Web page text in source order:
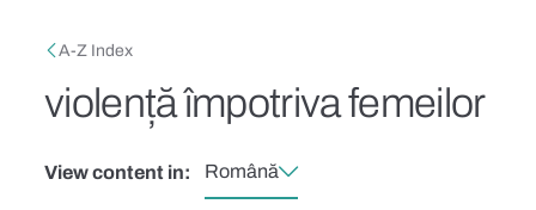
Breadcrumb
A-Z Index
violență împotriva femeilor
View content in: Română